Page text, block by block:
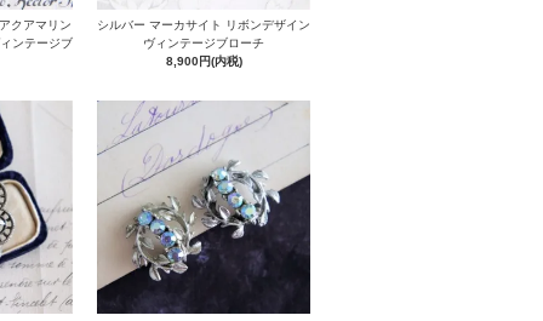
クアマリン
ンテージブ
シルバー マーカサイト リボンデザイン
ヴィンテージブローチ
8,900円(内税)